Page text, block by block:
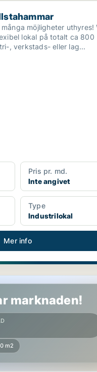
möjligheter uthyres! Vi
lokal på totalt ca 800
, verkstads- eller lag...
Pris pr. md.
Inte angivet
Type
Industrilokal
Mer info
marknaden!
m2